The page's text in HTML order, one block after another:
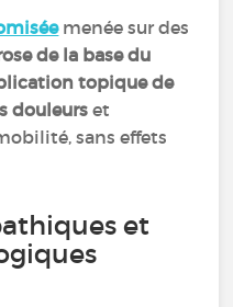
menée sur des
de la base du
topique de
douleurset
sans effets
et